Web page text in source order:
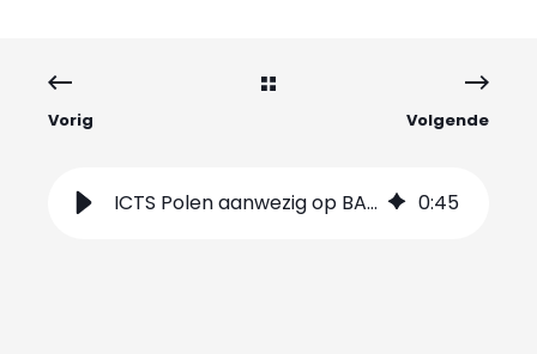
Vorig Volgende
ICTS Polen aanwezig op BALTexpo in Gdańsk 0:45